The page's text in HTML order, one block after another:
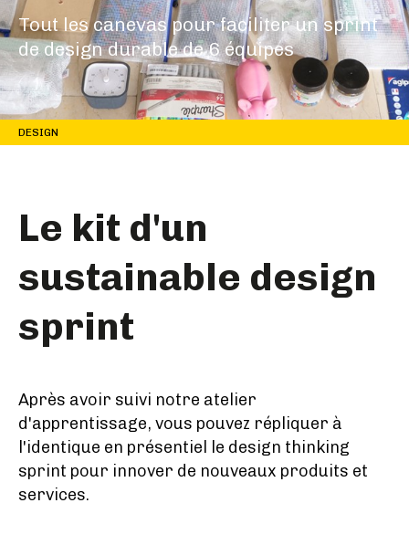
Tout les canevas pour faciliter un sprint
de design durable de 6 équipes
DESIGN
Le kit d'un
sustainable design
sprint
Après avoir suivi notre atelier
d'apprentissage, vous pouvez répliquer à
l'identique en présentiel le design thinking
sprint pour innover de nouveaux produits et
services.